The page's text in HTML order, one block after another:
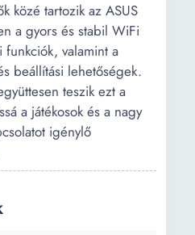
közé tartozik az ASUS
a gyors és stabil WiFi
funkciók, valamint a
beállítási lehetőségek.
teszik ezt a
a játékosok és a nagy
igénylő